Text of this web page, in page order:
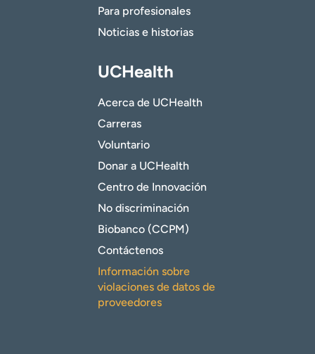
Para profesionales
Noticias e historias
UCHealth
Acerca de UCHealth
Carreras
Voluntario
Donar a UCHealth
Centro de Innovación
No discriminación
Biobanco (CCPM)
Contáctenos
Información sobre
violaciones de datos de
proveedores